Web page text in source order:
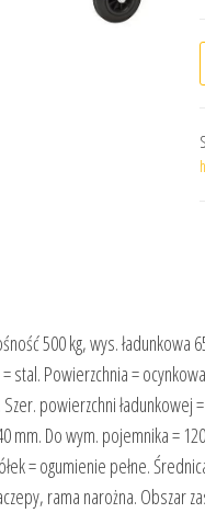
500 kg, wys. ładunkowa
stal. Powierzchnia =
powierzchni ładunkowej
mm. Do wym. pojemnika =
= ogumienie pełne.
rama narożna. Obszar